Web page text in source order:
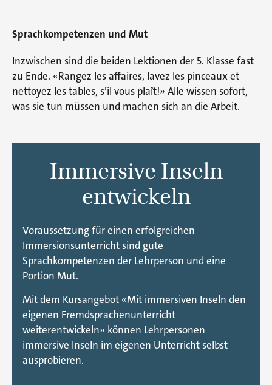
Sprachkompetenzen und Mut
Inzwischen sind die beiden Lektionen der 5. Klasse fast
zu Ende. «Rangez les affaires, lavez les pinceaux et
nettoyez les tables, s’il vous plaît!» Alle wissen sofort,
was sie tun müssen und machen sich an die Arbeit.
Immersive Inseln
entwickeln
Voraussetzung für einen erfolgreichen
Immersionsunterricht sind gute
Sprachkompetenzen der Lehrperson und eine
Portion Mut.
Mit dem Kursangebot «Mit immersiven Inseln den
eigenen Fremdsprachenunterricht
weiterentwickeln» können Lehrpersonen
immersive Inseln im eigenen Unterricht selbst
ausprobieren.